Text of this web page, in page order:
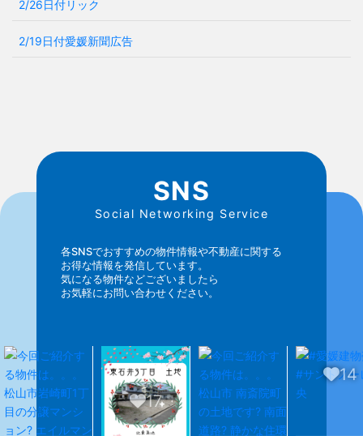
2/26日付リック
2/19日付愛媛新聞広告
17
14
SNS
Social Networking Service
各SNSでおすすめの物件情報や不動産に関する
お得な情報を発信しています。
気になる物件などございましたら
お気軽にお問い合わせください。